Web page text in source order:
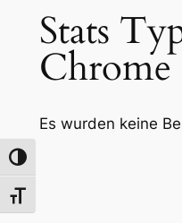
Toggle High Contrast
Toggle Font size
Stats
Chrome
Es wurden keine